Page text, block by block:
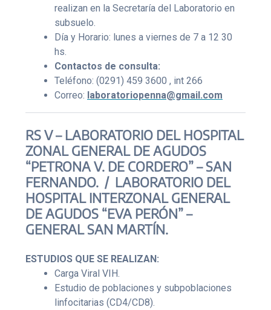
realizan en la Secretaría del Laboratorio en
subsuelo.
Día y Horario: lunes a viernes de 7 a 12 30
hs.
Contactos de consulta:
Teléfono: (0291) 459 3600 , int 266
Correo: laboratoriopenna@gmail.com
RS V – LABORATORIO DEL HOSPITAL
ZONAL GENERAL DE AGUDOS
“PETRONA V. DE CORDERO” – SAN
FERNANDO. / LABORATORIO DEL
HOSPITAL INTERZONAL GENERAL
DE AGUDOS “EVA PERÓN” –
GENERAL SAN MARTÍN.
ESTUDIOS QUE SE REALIZAN:
Carga Viral VIH.
Estudio de poblaciones y subpoblaciones
linfocitarias (CD4/CD8).